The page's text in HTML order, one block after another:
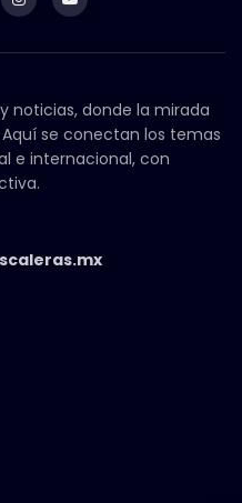
noticias, donde la mirada
se conectan los temas
e internacional, con